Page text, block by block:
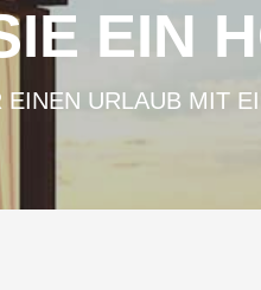
EIN
URLAUB MIT